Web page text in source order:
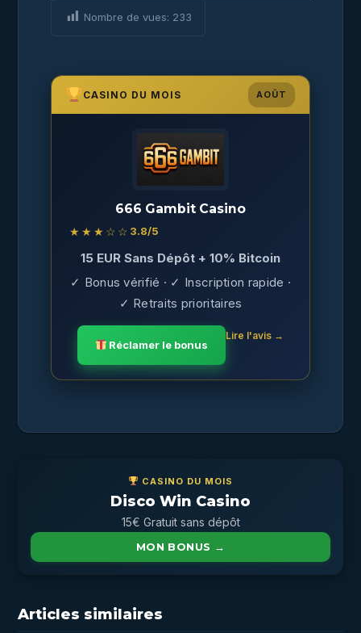
Nombre de vues: 233
CASINO DU MOIS AOÛT
666 Gambit Casino
★★★☆☆ 3.8/5
15 EUR Sans Dépôt + 10% Bitcoin
✓ Bonus vérifié · ✓ Inscription rapide ·
✓ Retraits prioritaires
Réclamer le bonus
Lire l'avis →
CASINO DU MOIS
Disco Win Casino
15€ Gratuit sans dépôt
MON BONUS →
Articles similaires